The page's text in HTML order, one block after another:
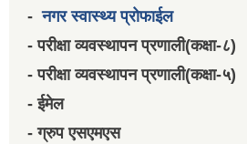
-नगर स्वास्थ्य प्रोफाईल
- परीक्षा व्यवस्थापन प्रणाली(कक्षा-८)
- परीक्षा व्यवस्थापन प्रणाली(कक्षा-५)
- ईमेल
- ग्रुप एसएमएस